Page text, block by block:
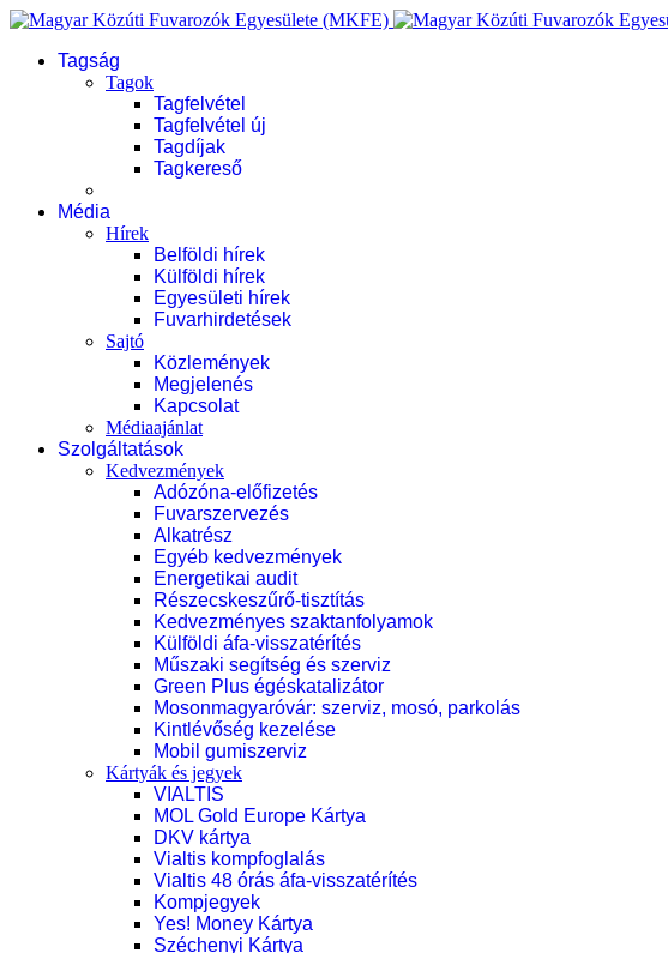
Tagság
Tagok
Tagfelvétel
Tagfelvétel új
Tagdíjak
Tagkereső
Média
Hírek
Belföldi hírek
Külföldi hírek
Egyesületi hírek
Fuvarhirdetések
Sajtó
Közlemények
Megjelenés
Kapcsolat
Médiaajánlat
Szolgáltatások
Kedvezmények
Adózóna-előfizetés
Fuvarszervezés
Alkatrész
Egyéb kedvezmények
Energetikai audit
Részecskeszűrő-tisztítás
Kedvezményes szaktanfolyamok
Külföldi áfa-visszatérítés
Műszaki segítség és szerviz
Green Plus égéskatalizátor
Mosonmagyaróvár: szerviz, mosó, parkolás
Kintlévőség kezelése
Mobil gumiszerviz
Kártyák és jegyek
VIALTIS
MOL Gold Europe Kártya
DKV kártya
Vialtis kompfoglalás
Vialtis 48 órás áfa-visszatérítés
Kompjegyek
Yes! Money Kártya
Széchenyi Kártya